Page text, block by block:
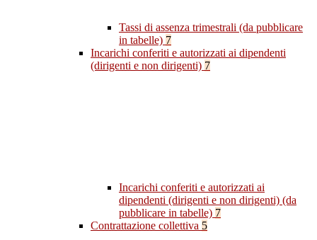
Tassi di assenza trimestrali (da pubblicare
in tabelle) 7
Incarichi conferiti e autorizzati ai dipendenti
(dirigenti e non dirigenti) 7
Incarichi conferiti e autorizzati ai
dipendenti (dirigenti e non dirigenti) (da
pubblicare in tabelle) 7
Contrattazione collettiva 5